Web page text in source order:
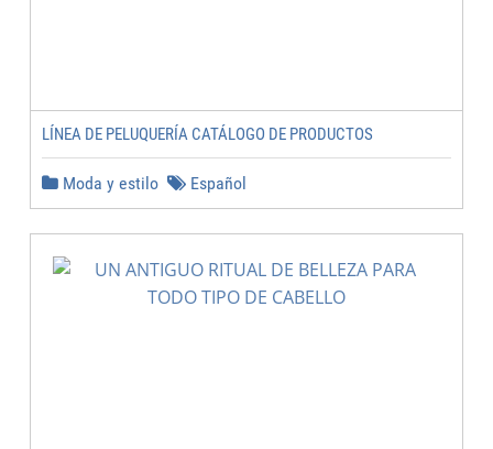
LÍNEA DE PELUQUERÍA CATÁLOGO DE PRODUCTOS
Moda y estilo Español